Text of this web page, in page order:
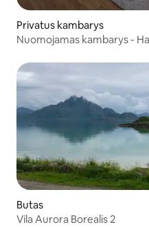
Privatus kambarys
Nuomojamas kambarys -
Butas
Vila Aurora Borealis 2